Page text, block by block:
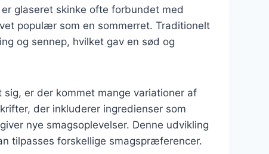
glaseret skinke ofte forbundet med
populær som en sommerret. Traditionelt
og sennep, hvilket gav en sød og
er der kommet mange variationer af
der inkluderer ingredienser som
nye smagsoplevelser. Denne udvikling
tilpasses forskellige smagspræferencer.